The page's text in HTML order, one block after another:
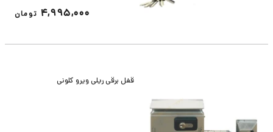
4,995,000 تومان
قفل برقی ریلی ویرو کلونی